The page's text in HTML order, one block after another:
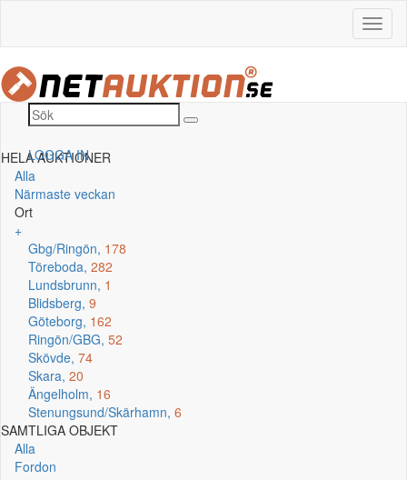
LOGGA IN
HELA AUKTIONER
Alla
Närmaste veckan
Ort
+
Gbg/Ringön, 178
Töreboda, 282
Lundsbrunn, 1
Blidsberg, 9
Göteborg, 162
Ringön/GBG, 52
Skövde, 74
Skara, 20
Ängelholm, 16
Stenungsund/Skärhamn, 6
SAMTLIGA OBJEKT
Alla
Fordon